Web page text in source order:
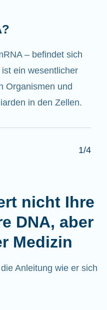
die mRNA?
ist die mRNA ein
Komponenten
von Proteinen
2/4
nicht Ihre
DNA, aber
Medizin
Anleitung wie er sich